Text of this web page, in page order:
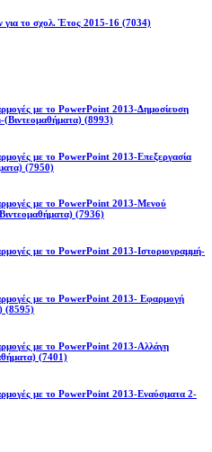
για το σχολ. Έτος 2015-16 (7034)
με το PowerPoint 2013-Δημοσίευση
(8993)
με το PowerPoint 2013-Επεξεργασία
(7950)
με το PowerPoint 2013-Μενού
(7936)
με το PowerPoint 2013-Ιστοριογραμμή-
με το PowerPoint 2013- Εφαρμογή
(8595)
με το PowerPoint 2013-Αλλάγη
(7401)
με το PowerPoint 2013-Εναύσματα 2-